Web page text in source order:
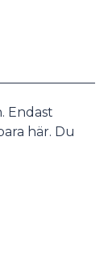
Endast
här. Du